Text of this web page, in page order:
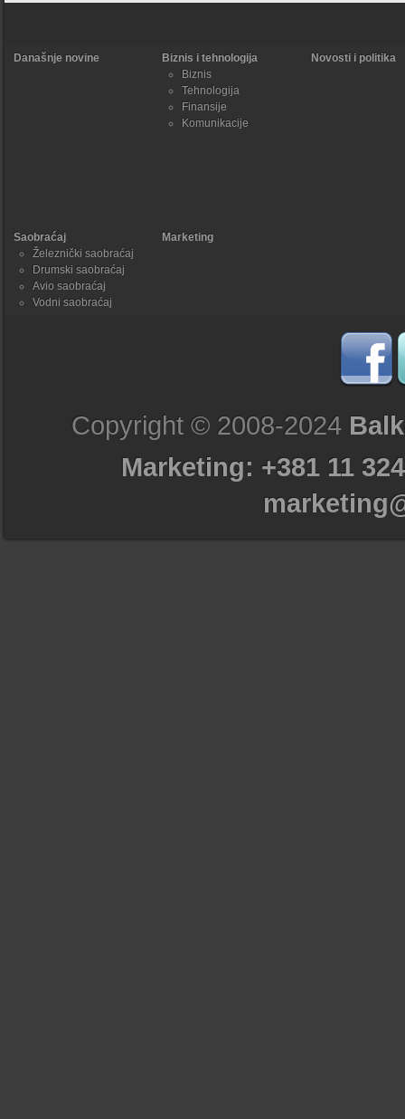
Današnje novine
Biznis i tehnologija
Biznis
Tehnologija
Finansije
Komunikacije
Novosti i politika
Saobraćaj
Železnički saobraćaj
Drumski saobraćaj
Avio saobraćaj
Vodni saobraćaj
Marketing
Copyright © 2008-2024
Marketing: +381 11